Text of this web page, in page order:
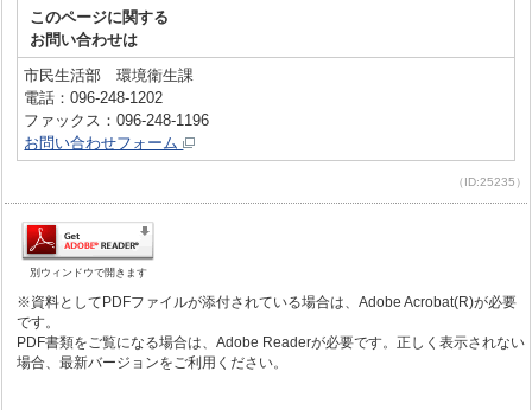
このページに関する
お問い合わせは
市民生活部 環境衛生課
電話：096-248-1202
ファックス：096-248-1196
お問い合わせフォーム
（ID:25235）
別ウィンドウで開きます
※資料としてPDFファイルが添付されている場合は、Adobe Acrobat(R)が必要
です。
PDF書類をご覧になる場合は、Adobe Readerが必要です。正しく表示されない
場合、最新バージョンをご利用ください。